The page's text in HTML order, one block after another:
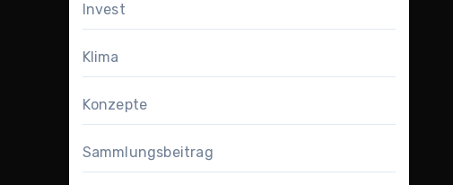
Invest
Klima
Konzepte
Sammlungsbeitrag